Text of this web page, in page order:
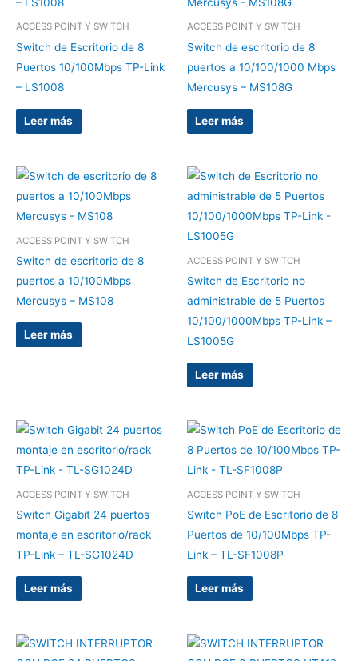
ACCESS POINT Y SWITCH
Switch de Escritorio de 8
Puertos 10/100Mbps TP-Link
– LS1008
Leer más
ACCESS POINT Y SWITCH
Switch de escritorio de 8
puertos a 10/100/1000 Mbps
Mercusys – MS108G
Leer más
ACCESS POINT Y SWITCH
Switch de escritorio de 8
puertos a 10/100Mbps
Mercusys – MS108
Leer más
ACCESS POINT Y SWITCH
Switch de Escritorio no
administrable de 5 Puertos
10/100/1000Mbps TP-Link –
LS1005G
Leer más
ACCESS POINT Y SWITCH
Switch Gigabit 24 puertos
montaje en escritorio/rack
TP-Link – TL-SG1024D
Leer más
ACCESS POINT Y SWITCH
Switch PoE de Escritorio de 8
Puertos de 10/100Mbps TP-
Link – TL-SF1008P
Leer más